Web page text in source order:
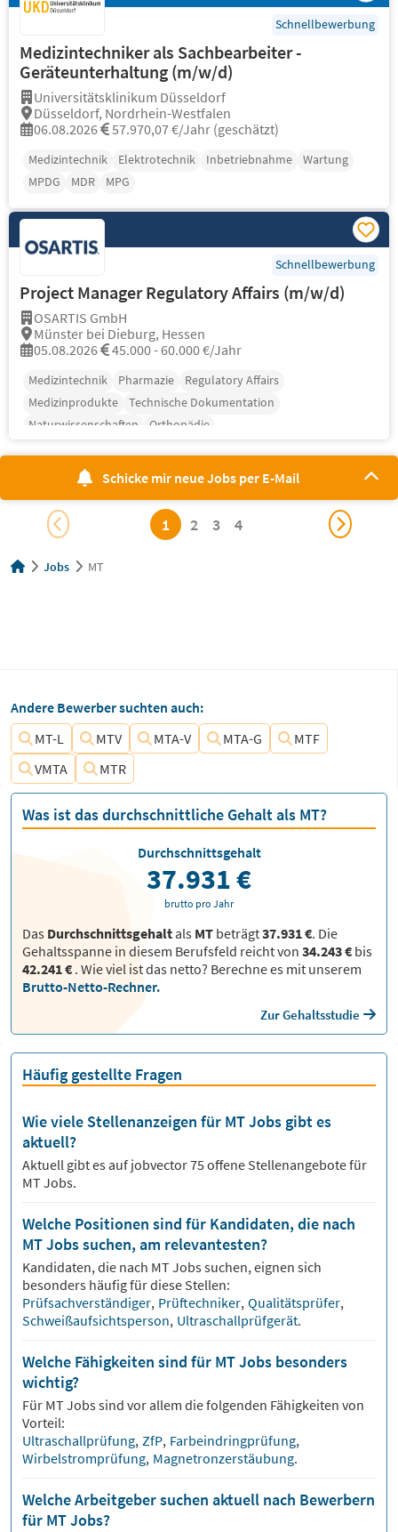
Schnellbewerbung
Medizintechniker als Sachbearbeiter -
Geräteunterhaltung (m/w/d)
Universitätsklinikum Düsseldorf
Düsseldorf, Nordrhein-Westfalen
06.08.2026
57.970,07 €/Jahr (geschätzt)
Medizintechnik Elektrotechnik Inbetriebnahme
Wartung
MPDG
MDR MPG
Schnellbewerbung
Project Manager Regulatory Affairs (m/w/d)
OSARTIS GmbH
Münster bei Dieburg, Hessen
05.08.2026
45.000 - 60.000 €/Jahr
Medizintechnik Pharmazie
Regulatory Affairs
Medizinprodukte
Technische Dokumentation
Naturwissenschaften
Orthopädie
Schicke mir neue Jobs per E-Mail
1 2 3 4
Jobs MT
Andere Bewerber suchten auch:
MT-L
MTV MTA-V MTA-G
MTF
VMTA
MTR
Was ist das durchschnittliche Gehalt als MT?
Das Durchschnittsgehaltals MT beträgt37.931 €. Die
Gehaltsspanne in diesem Berufsfeld reicht von 34.243 € bis
42.241 € . Wie viel ist das netto? Berechne es mit unserem
Brutto-Netto-Rechner.
Zur Gehaltsstudie
Durchschnittsgehalt
37.931 €
brutto pro Jahr
Häufig gestellte Fragen
Wie viele Stellenanzeigen für MT Jobs gibt es
aktuell?
Aktuell gibt es auf jobvector75 offene Stellenangebote für
MT Jobs.
Welche Positionen sind für Kandidaten, die nach
MT Jobs suchen, am relevantesten?
Kandidaten, die nach MTJobs suchen, eignen sich
besonders häufig für diese Stellen:
Prüfsachverständiger, Prüftechniker, Qualitätsprüfer,
Schweißaufsichtsperson, Ultraschallprüfgerät.
Welche Fähigkeiten sind für MT Jobs besonders
wichtig?
Für MTJobs sind vor allem die folgenden Fähigkeiten von
Vorteil:
Ultraschallprüfung, ZfP, Farbeindringprüfung,
Wirbelstromprüfung, Magnetronzerstäubung.
Welche Arbeitgeber suchen aktuell nach Bewerbern
für MT Jobs?